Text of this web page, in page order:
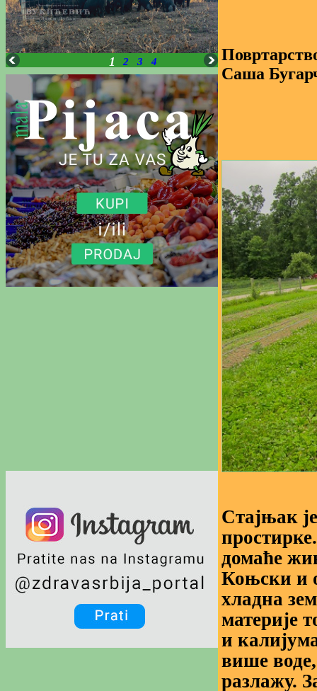
1 2 3 4
Саша
Стајњак
домаће
Коњски и
хладна
материје
и
више
разлажу.